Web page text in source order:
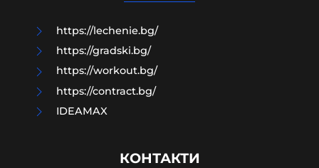
https://lechenie.bg/
https://gradski.bg/
https://workout.bg/
https://contract.bg/
IDEAMAX
КОНТАКТИ